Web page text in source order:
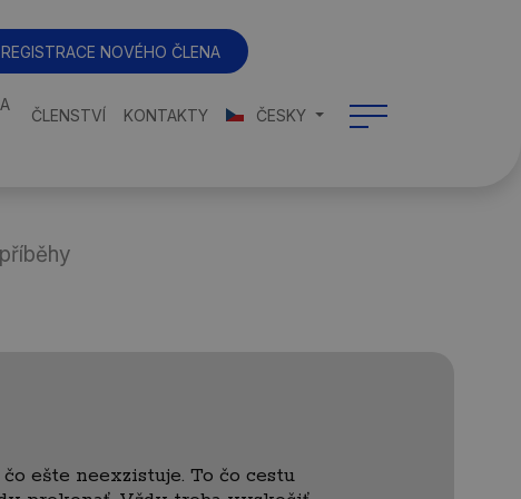
REGISTRACE NOVÉHO ČLENA
ČLENSTVÍ KONTAKTY ČESKY
ešte neexzistuje. To čo cestu